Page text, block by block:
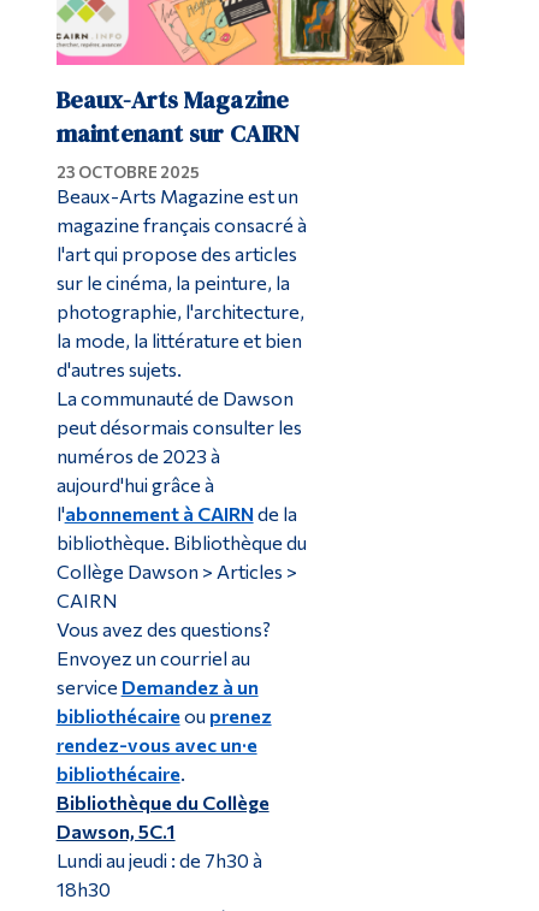
Beaux-Arts Magazine
maintenant sur CAIRN
23 OCTOBRE 2025
Beaux-Arts Magazine est un
magazine français consacré à
l'art qui propose des articles
sur le cinéma, la peinture, la
photographie, l'architecture,
la mode, la littérature et bien
d'autres sujets.
La communauté de Dawson
peut désormais consulter les
numéros de 2023 à
aujourd'hui grâce à
l'abonnement à CAIRN de la
bibliothèque. Bibliothèque du
Collège Dawson > Articles >
CAIRN
Vous avez des questions?
Envoyez un courriel au
service Demandez à un
bibliothécaireou prenez
rendez-vous avec un·e
bibliothécaire.
Bibliothèque du Collège
Dawson, 5C.1
Lundi au jeudi : de 7h30 à
18h30